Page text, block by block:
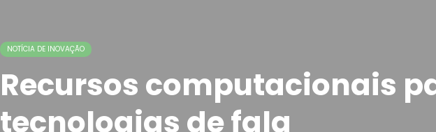
NOTÍCIA DE INOVAÇÃO
Recursos computacionais
tecnologias de fala